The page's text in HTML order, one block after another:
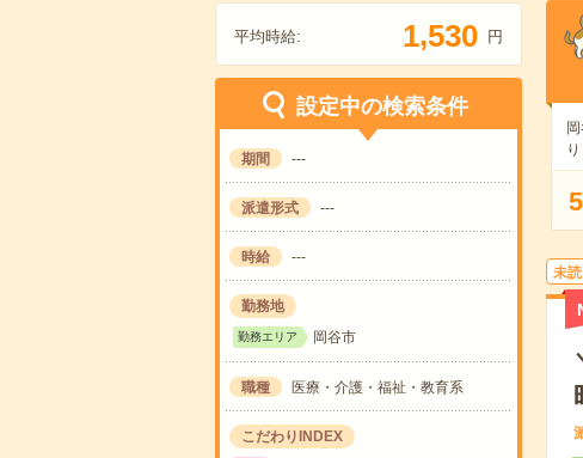
平均時給: 1,530 円
設定中の検索条件
期間 ---
派遣形式 ---
時給 ---
勤務地
勤務エリア 岡谷市
職種 医療・介護・福祉・教育系
こだわりINDEX
5
未読